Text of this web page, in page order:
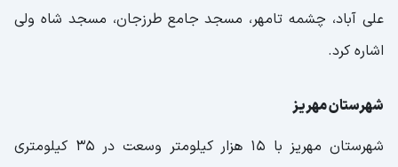
علی آباد، چشمه ‌تامهر، مسجد جامع طرزجان، مسجد شاه ولی
اشاره کرد.
شهرستان مهر‌یز
شهرستان مهریز با 15 هزار کیلومتر وسعت در 35 کیلومتری